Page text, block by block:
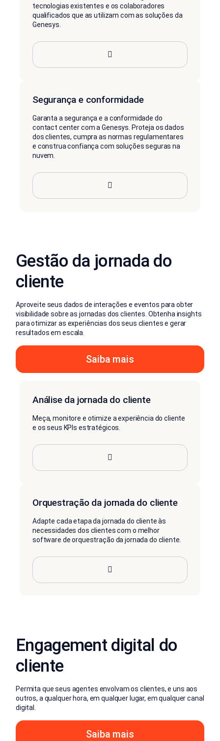
tecnologias existentes e os colaboradores
qualificados que as utilizam com as soluções da
Genesys.
Segurança e conformidade
Garanta a segurança e a conformidade do
contact center com a Genesys. Proteja os dados
dos clientes, cumpra as normas regulamentares
e construa confiança com soluções seguras na
nuvem.
Gestão da jornada do
cliente
Aproveite seus dados de interações e eventos para obter
visibilidade sobre as jornadas dos clientes. Obtenha insights
para otimizar as experiências dos seus clientes e gerar
resultados em escala.
Saiba mais
Análise da jornada do cliente
Meça, monitore e otimize a experiência do cliente
e os seus KPIs estratégicos.
Orquestração da jornada do cliente
Adapte cada etapa da jornada do cliente às
necessidades dos clientes com o melhor
software de orquestração da jornada do cliente.
Engagement digital do
cliente
Permita que seus agentes envolvam os clientes, e uns aos
outros, a qualquer hora, em qualquer lugar, em qualquer canal
digital.
Saiba mais